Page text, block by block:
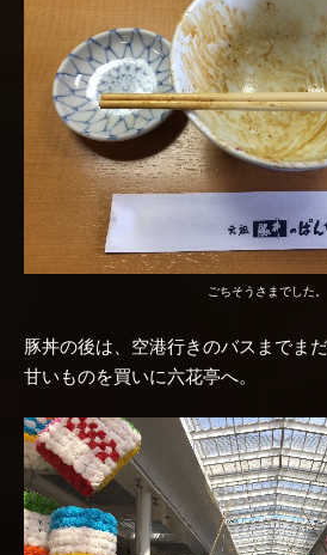
ごちそうさまでした。
豚丼の後は、空港行きのバスまでま
甘いものを買いに六花亭へ。